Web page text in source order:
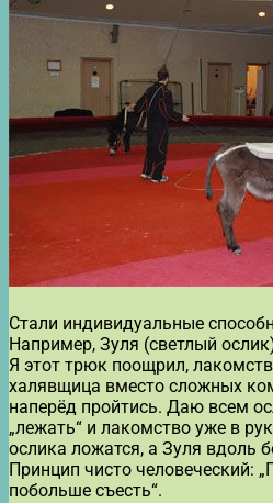
Стали индивидуальные
Например, Зуля (светлый
Я этот трюк поощрил,
халявщица вместо сложных
наперёд пройтись. Даю всем
„лежать“ и лакомство уже в
ослика ложатся, а Зуля вдоль
Принцип чисто человеческий:
побольше съесть“.